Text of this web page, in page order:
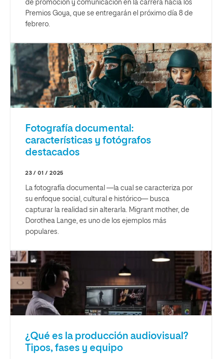
de promoción y comunicación en la carrera hacia los
Premios Goya, que se entregarán el próximo día 8 de
febrero.
Fotografía documental:
características y fotógrafos
destacados
23 / 01 / 2025
La fotografía documental —la cual se caracteriza por
su enfoque social, cultural e histórico— busca
capturar la realidad sin alterarla. Migrant mother, de
Dorothea Lange, es uno de los ejemplos más
populares.
¿Qué es la producción audiovisual?
Tipos, fases y equipo